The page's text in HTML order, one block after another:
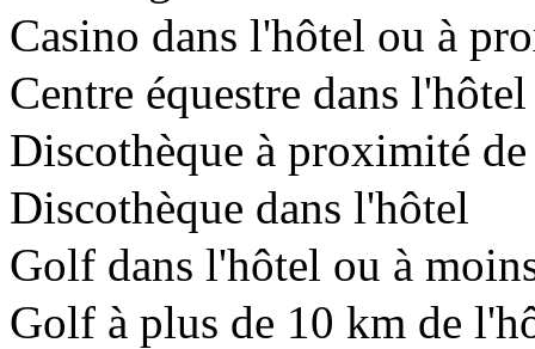
Casino dans l'hôtel ou à
Centre équestre dans
Discothèque à proximité
Discothèque dans l'hôtel
Golf dans l'hôtel ou à
Golf à plus de 10 km de